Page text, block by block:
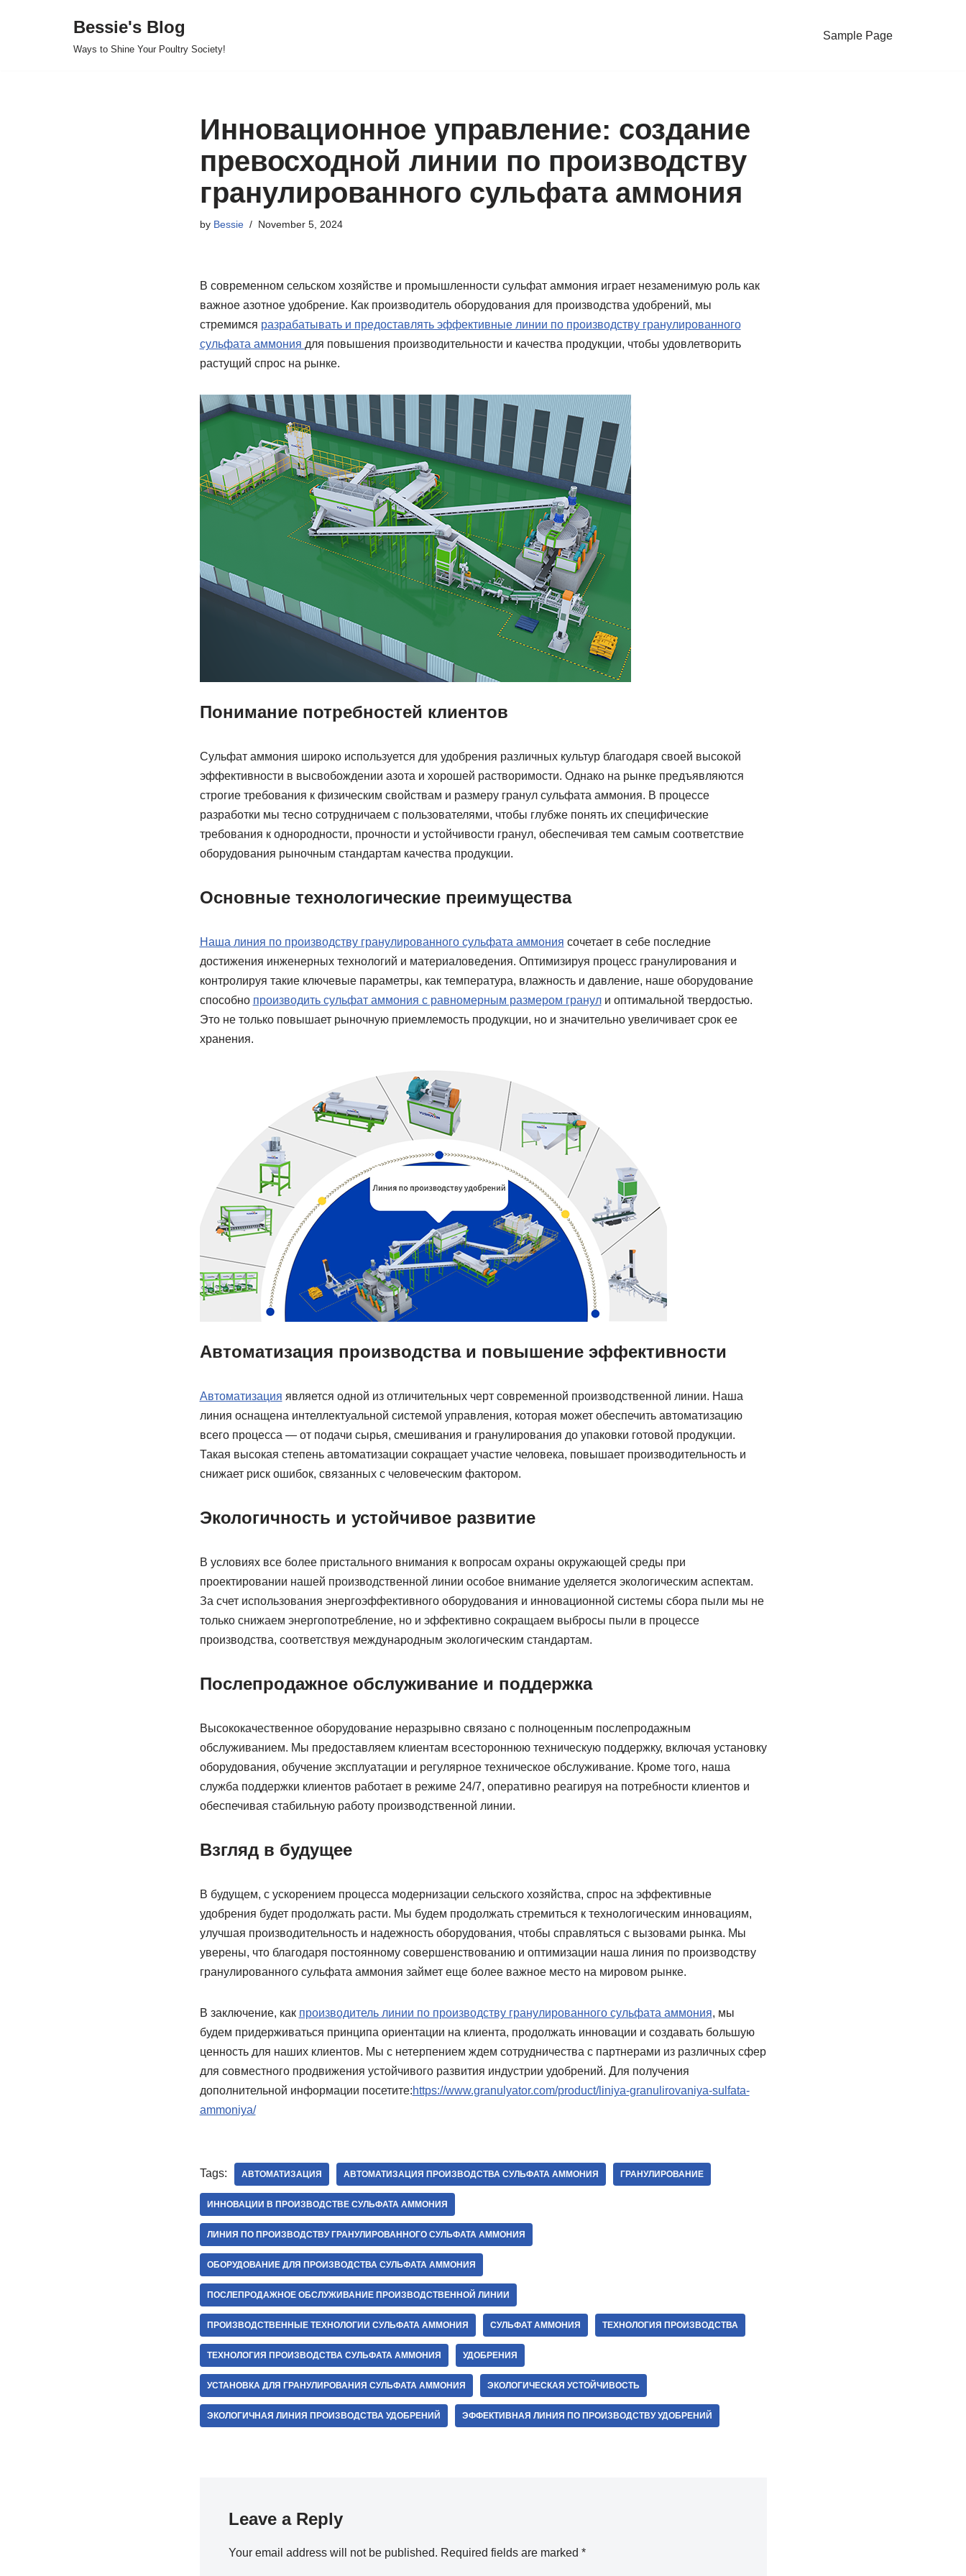
Bessie's Blog
Ways to Shine Your Poultry Society!
Sample Page
Инновационное управление: создание
превосходной линии по производству
гранулированного сульфата аммония
by Bessie November 5, 2024
В современном сельском хозяйстве и промышленности сульфат аммония играет незаменимую роль как
важное азотное удобрение. Как производитель оборудования для производства удобрений, мы
стремимся разрабатывать и предоставлять эффективные линии по производству гранулированного
сульфата аммония для повышения производительности и качества продукции, чтобы удовлетворить
растущий спрос на рынке.
Понимание потребностей клиентов
Сульфат аммония широко используется для удобрения различных культур благодаря своей высокой
эффективности в высвобождении азота и хорошей растворимости. Однако на рынке предъявляются
строгие требования к физическим свойствам и размеру гранул сульфата аммония. В процессе
разработки мы тесно сотрудничаем с пользователями, чтобы глубже понять их специфические
требования к однородности, прочности и устойчивости гранул, обеспечивая тем самым соответствие
оборудования рыночным стандартам качества продукции.
Основные технологические преимущества
Наша линия по производству гранулированного сульфата аммония сочетает в себе последние
достижения инженерных технологий и материаловедения. Оптимизируя процесс гранулирования и
контролируя такие ключевые параметры, как температура, влажность и давление, наше оборудование
способно производить сульфат аммония с равномерным размером гранули оптимальной твердостью.
Это не только повышает рыночную приемлемость продукции, но и значительно увеличивает срок ее
хранения.
Автоматизация производства и повышение эффективности
Автоматизация является одной из отличительных черт современной производственной линии. Наша
линия оснащена интеллектуальной системой управления, которая может обеспечить автоматизацию
всего процесса — от подачи сырья, смешивания и гранулирования до упаковки готовой продукции.
Такая высокая степень автоматизации сокращает участие человека, повышает производительность и
снижает риск ошибок, связанных с человеческим фактором.
Экологичность и устойчивое развитие
В условиях все более пристального внимания к вопросам охраны окружающей среды при
проектировании нашей производственной линии особое внимание уделяется экологическим аспектам.
За счет использования энергоэффективного оборудования и инновационной системы сбора пыли мы не
только снижаем энергопотребление, но и эффективно сокращаем выбросы пыли в процессе
производства, соответствуя международным экологическим стандартам.
Послепродажное обслуживание и поддержка
Высококачественное оборудование неразрывно связано с полноценным послепродажным
обслуживанием. Мы предоставляем клиентам всестороннюю техническую поддержку, включая установку
оборудования, обучение эксплуатации и регулярное техническое обслуживание. Кроме того, наша
служба поддержки клиентов работает в режиме 24/7, оперативно реагируя на потребности клиентов и
обеспечивая стабильную работу производственной линии.
Взгляд в будущее
В будущем, с ускорением процесса модернизации сельского хозяйства, спрос на эффективные
удобрения будет продолжать расти. Мы будем продолжать стремиться к технологическим инновациям,
улучшая производительность и надежность оборудования, чтобы справляться с вызовами рынка. Мы
уверены, что благодаря постоянному совершенствованию и оптимизации наша линия по производству
гранулированного сульфата аммония займет еще более важное место на мировом рынке.
В заключение, как производитель линии по производству гранулированного сульфата аммония, мы
будем придерживаться принципа ориентации на клиента, продолжать инновации и создавать большую
ценность для наших клиентов. Мы с нетерпением ждем сотрудничества с партнерами из различных сфер
для совместного продвижения устойчивого развития индустрии удобрений. Для получения
дополнительной информации посетите:https://www.granulyator.com/product/liniya-granulirovaniya-sulfata-
ammoniya/
Tags: АВТОМАТИЗАЦИЯ АВТОМАТИЗАЦИЯ ПРОИЗВОДСТВА СУЛЬФАТА АММОНИЯ ГРАНУЛИРОВАНИЕ
ИННОВАЦИИ В ПРОИЗВОДСТВЕ СУЛЬФАТА АММОНИЯ
ЛИНИЯ ПО ПРОИЗВОДСТВУ ГРАНУЛИРОВАННОГО СУЛЬФАТА АММОНИЯ
ОБОРУДОВАНИЕ ДЛЯ ПРОИЗВОДСТВА СУЛЬФАТА АММОНИЯ
ПОСЛЕПРОДАЖНОЕ ОБСЛУЖИВАНИЕ ПРОИЗВОДСТВЕННОЙ ЛИНИИ
ПРОИЗВОДСТВЕННЫЕ ТЕХНОЛОГИИ СУЛЬФАТА АММОНИЯ СУЛЬФАТ АММОНИЯ ТЕХНОЛОГИЯ ПРОИЗВОДСТВА
ТЕХНОЛОГИЯ ПРОИЗВОДСТВА СУЛЬФАТА АММОНИЯ УДОБРЕНИЯ
УСТАНОВКА ДЛЯ ГРАНУЛИРОВАНИЯ СУЛЬФАТА АММОНИЯ ЭКОЛОГИЧЕСКАЯ УСТОЙЧИВОСТЬ
ЭКОЛОГИЧНАЯ ЛИНИЯ ПРОИЗВОДСТВА УДОБРЕНИЙ ЭФФЕКТИВНАЯ ЛИНИЯ ПО ПРОИЗВОДСТВУ УДОБРЕНИЙ
Leave a Reply
Your email address will not be published. Required fields are marked *